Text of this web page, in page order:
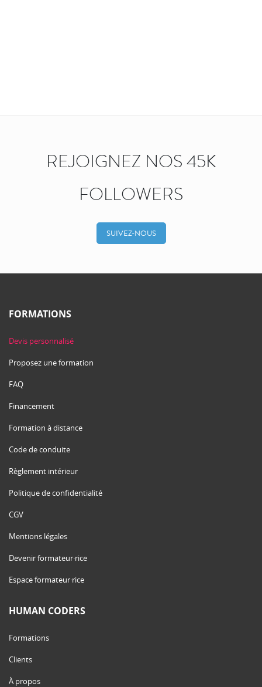
REJOIGNEZ NOS 45K
FOLLOWERS
SUIVEZ-NOUS
FORMATIONS
Devis personnalisé
Proposez une formation
FAQ
Financement
Formation à distance
Code de conduite
Règlement intérieur
Politique de confidentialité
CGV
Mentions légales
Devenir formateur·rice
Espace formateur·rice
HUMAN CODERS
Formations
Clients
À propos